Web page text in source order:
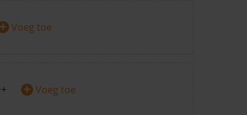
Voeg toe
+ Voeg toe